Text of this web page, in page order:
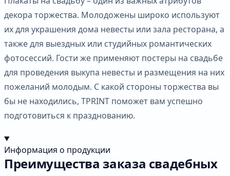
декора торжества. Молодожены широко используют
их для украшения дома невесты или зала ресторана, а
также для выездных или студийных романтических
фотосессий. Гости же применяют постеры на свадьбе
для проведения выкупа невесты и размещения на них
пожеланий молодым. С какой стороны торжества вы
бы не находились, TPRINT поможет вам успешно
подготовиться к празднованию.
Информация о продукции
Преимущества заказа свадебных